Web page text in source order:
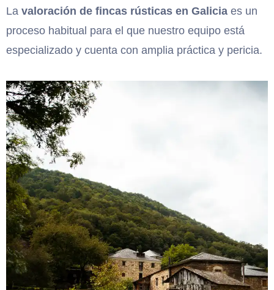
La valoración de fincas rústicas en Galicia es un
proceso habitual para el que nuestro equipo está
especializado y cuenta con amplia práctica y pericia.